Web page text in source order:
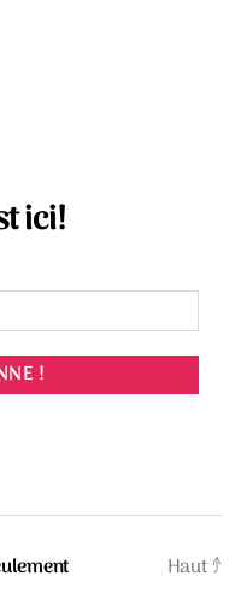
ici!
Haut↑